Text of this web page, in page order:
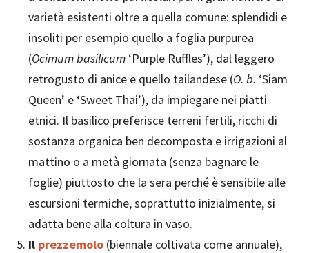
varietà esistenti oltre a quella comune: splendidi e
insoliti per esempio quello a foglia purpurea
(Ocimum basilicum ‘Purple Ruffles’), dal leggero
retrogusto di anice e quello tailandese (O. b. ‘Siam
Queen’ e ‘Sweet Thai’), da impiegare nei piatti
etnici. Il basilico preferisce terreni fertili, ricchi di
sostanza organica ben decomposta e irrigazioni al
mattino o a metà giornata (senza bagnare le
foglie) piuttosto che la sera perché è sensibile alle
escursioni termiche, soprattutto inizialmente, si
adatta bene alla coltura in vaso.
Il prezzemolo (biennale coltivata come annuale),